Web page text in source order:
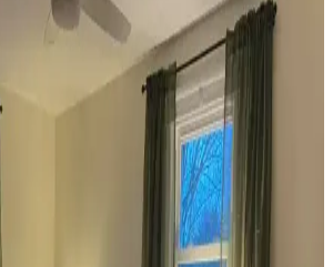
Denge ve Fonksiyonellik: Renk
ve Estetik İncelemesi
ev dekorasyonunda renk uyumu,
dengesi gibi unsurların yaşam
nasıl etkilediği inceleniyor.
Bitki Seçimi, Aydınlatma
Estetik İyileştirme